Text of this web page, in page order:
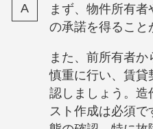
まず、物件所有
の承諾を得ること
また、前所有者
慎重に行い、賃貸
認しましょう。造
スト作成は必須